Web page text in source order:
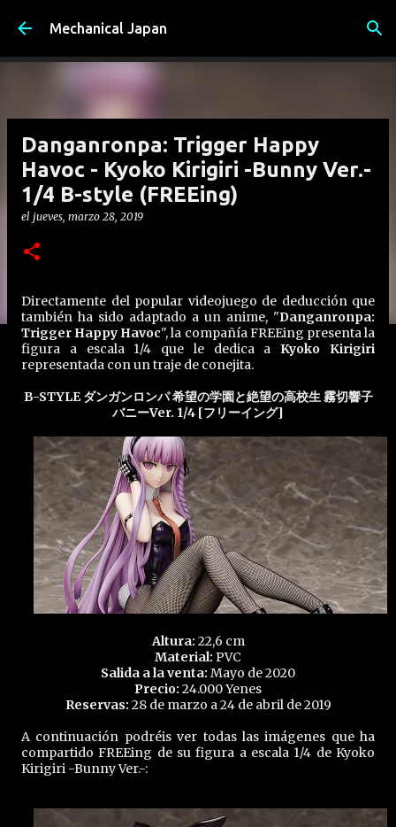
Ir al contenido principal
Mechanical Japan
Danganronpa: Trigger Happy
Havoc - Kyoko Kirigiri -Bunny Ver.-
1/4 B-style (FREEing)
el jueves, marzo 28, 2019
Directamente del popular videojuego de deducción que
también ha sido adaptado a un anime, "Danganronpa:
Trigger Happy Havoc", la compañía FREEing presenta la
figura a escala 1/4 que le dedica aKyoko Kirigiri
representada con un traje de conejita.
B-STYLE ダンガンロンパ 希望の学園と絶望の高校生 霧切響子
バニーVer. 1/4 [フリーイング]
Altura: 22,6 cm
Material: PVC
Salida a la venta: Mayo de 2020
Precio: 24.000 Yenes
Reservas: 28 de marzo a 24 de abril de 2019
A continuación podréis ver todas las imágenes que ha
compartido FREEing de su figura a escala 1/4 de Kyoko
Kirigiri -Bunny Ver.-: